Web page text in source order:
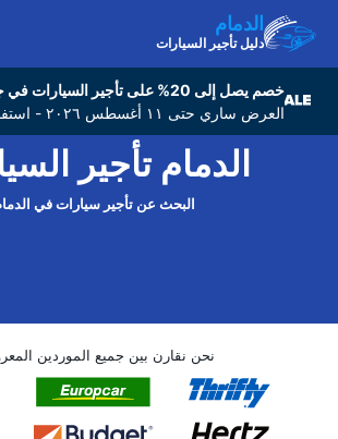
الدمام
دليل تأجير السيارات
خصم يصل إلى 20% على تأجير السيارات في جميع أنحاء العالم
العرض ساري حتى ١١ أغسطس ٢٠٢٦ - استفد منه اليوم!
الدمام تأجير
البحث عن تأجير سيارات في
نحن نقارن بين جميع الموردين